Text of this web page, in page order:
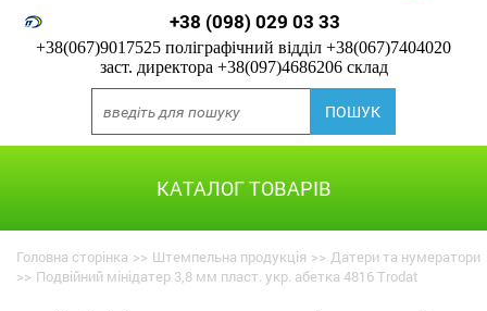
+38 (098) 029 03 33
+38(067)9017525 поліграфічний відділ +38(067)7404020
заст. директора +38(097)4686206 склад
КАТАЛОГ ТОВАРІВ
Головна сторінка >> Штемпельна продукція >> Датери та нумератори
>> Подвійний мінідатер 3,8 мм пласт. укр. абетка 4816 Trodat